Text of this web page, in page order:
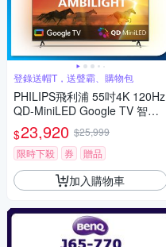
登錄送帽T，送聲霸、購物包
PHILIPS飛利浦 55吋4K 120Hz
QD-MiniLED Google TV 智慧
顯示器 55PML9108
$23,920 $25,999
限時下殺
券 贈品
加入購物車